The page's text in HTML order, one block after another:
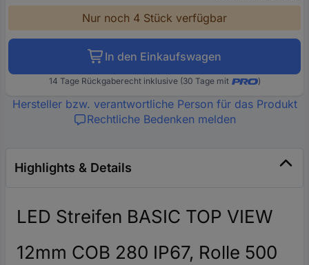
Nur noch 4 Stück verfügbar
In den Einkaufswagen
14 Tage Rückgaberecht inklusive (30 Tage mit )
Hersteller bzw. verantwortliche Person für das Produkt
Rechtliche Bedenken melden
Highlights & Details
LED Streifen BASIC TOP VIEW
12mm COB 280 IP67, Rolle 500